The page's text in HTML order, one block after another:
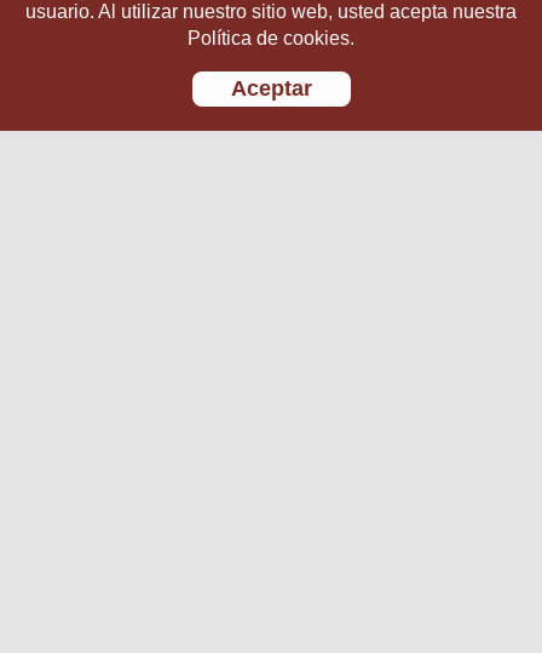
usuario. Al utilizar nuestro sitio web, usted acepta nuestra
Política de cookies.
Aceptar